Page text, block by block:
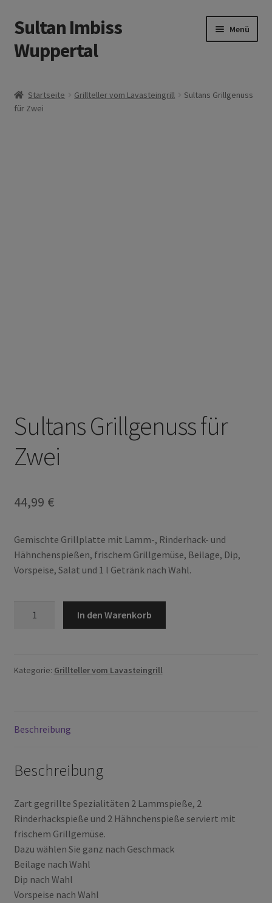
Zur
Navigation
springen
Zum
Inhalt
springen
Sultan Imbiss
Wuppertal
Menü
Öffnungszeiten
Startseite Grillteller vom Lavasteingrill
Sultans Grillgenuss
für Zwei
Sultans Grillgenuss für
Zwei
44,99 €
Gemischte Grillplatte mit Lamm-, Rinderhack- und
Hähnchenspießen, frischem Grillgemüse, Beilage, Dip,
Vorspeise, Salat und 1 l Getränk nach Wahl.
Menge
In den Warenkorb
Kategorie: Grillteller vom Lavasteingrill
Beschreibung
Beschreibung
Zart gegrillte Spezialitäten 2 Lammspieße, 2
Rinderhackspieße und 2 Hähnchenspieße serviert mit
frischem Grillgemüse.
Dazu wählen Sie ganz nach Geschmack
Beilage nach Wahl
Dip nach Wahl
Vorspeise nach Wahl